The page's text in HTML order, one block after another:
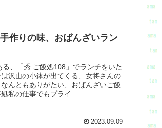
作りの味、おばんざいラン
、「秀 ご飯処108」でランチをいた
沢山の小鉢が出てくる、女将さんの
んともありがたい、おばんざいご飯
私の仕事でもプライ...
2023.09.09